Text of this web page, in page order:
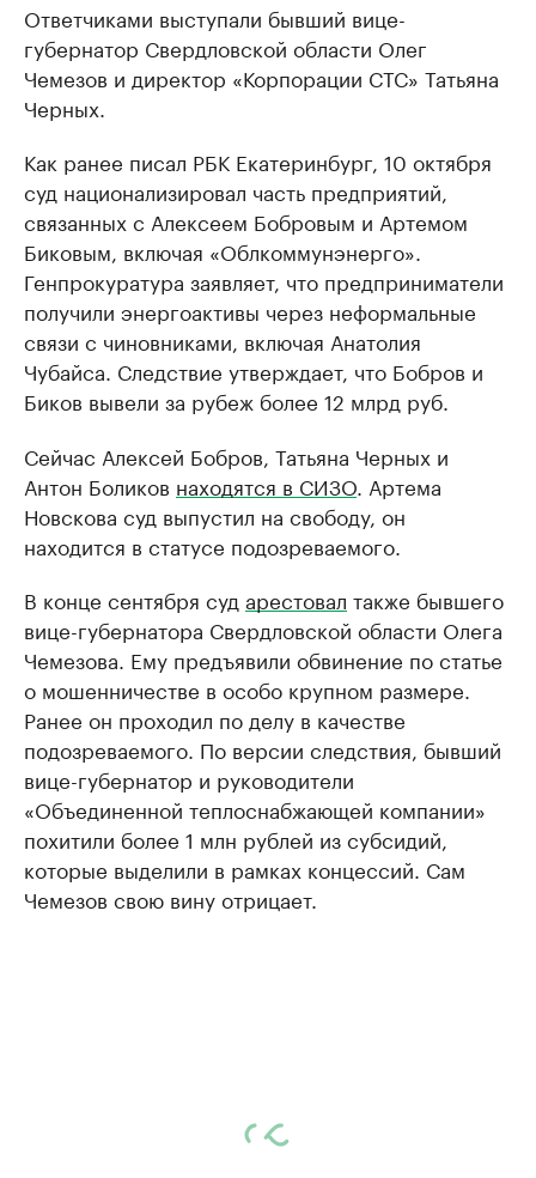
Ответчиками выступали бывший вице-
губернатор Свердловской области Олег
Чемезов и директор «Корпорации СТС» Татьяна
Черных.
Как ранее писал РБК Екатеринбург, 10 октября
суд национализировал часть предприятий,
связанных с Алексеем Бобровым и Артемом
Биковым, включая «Облкоммунэнерго».
Генпрокуратура заявляет, что предприниматели
получили энергоактивы через неформальные
связи с чиновниками, включая Анатолия
Чубайса. Следствие утверждает, что Бобров и
Биков вывели за рубеж более 12 млрд руб.
Сейчас Алексей Бобров, Татьяна Черных и
Антон Боликов находятся в СИЗО . Артема
Новскова суд выпустил на свободу, он
находится в статусе подозреваемого.
В конце сентября суд арестовал также бывшего
вице-губернатора Свердловской области Олега
Чемезова. Ему предъявили обвинение по статье
о мошенничестве в особо крупном размере.
Ранее он проходил по делу в качестве
подозреваемого. По версии следствия, бывший
вице-губернатор и руководители
«Объединенной теплоснабжающей компании»
похитили более 1 млн рублей из субсидий,
которые выделили в рамках концессий. Сам
Чемезов свою вину отрицает.